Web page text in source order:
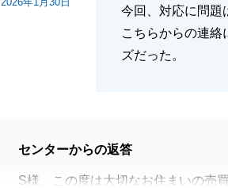
今回、対応に問題
こちらからの連絡
ズだった。
センターからの返答
S様、この度は大切なお住まいの売